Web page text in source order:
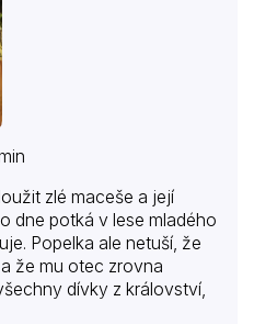
zlé maceše a její
dne potká v lese mladého
Popelka ale netuší, že
že mu otec zrovna
dívky z království,